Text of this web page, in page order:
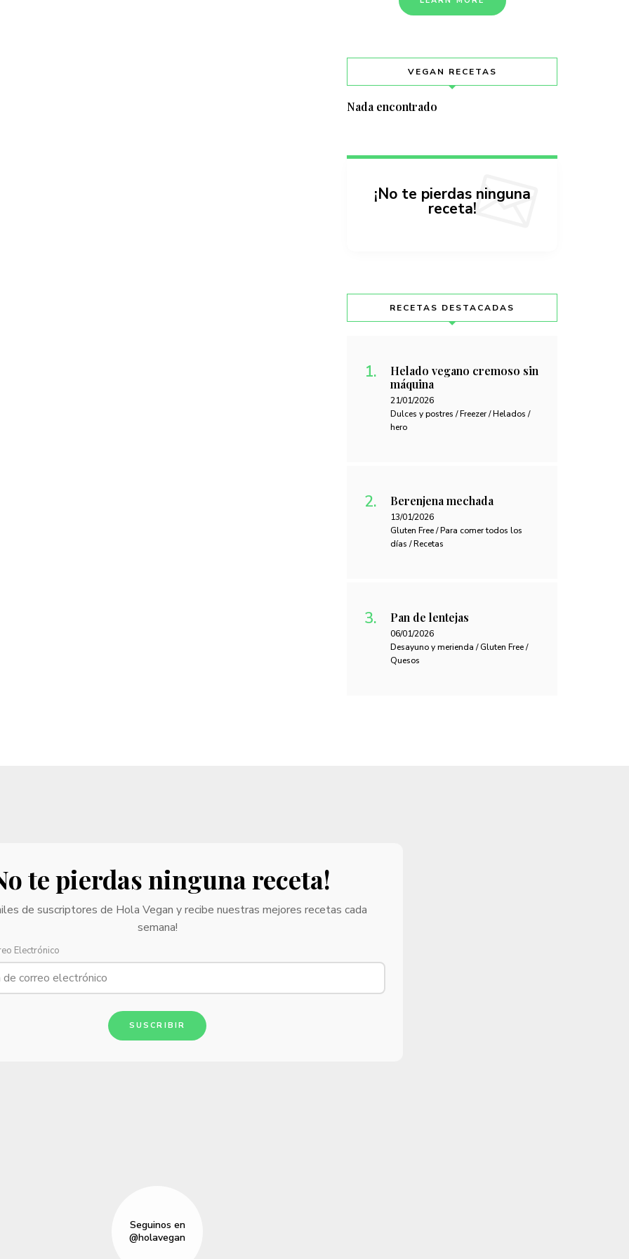
VEGAN RECETAS
Nada encontrado
¡No te pierdas ninguna
receta!
RECETAS DESTACADAS
Helado vegano cremoso sin
máquina
21/01/2026
Dulces y postres / Freezer / Helados /
hero
Berenjena mechada
13/01/2026
Gluten Free / Para comer todos los
días / Recetas
Pan de lentejas
06/01/2026
Desayuno y merienda / Gluten Free /
Quesos
te pierdas ninguna receta!
de suscriptores de Hola Vegan y recibe nuestras mejores recetas cada
semana!
Electrónico
SUSCRIBIR
Seguinos en
@holavegan